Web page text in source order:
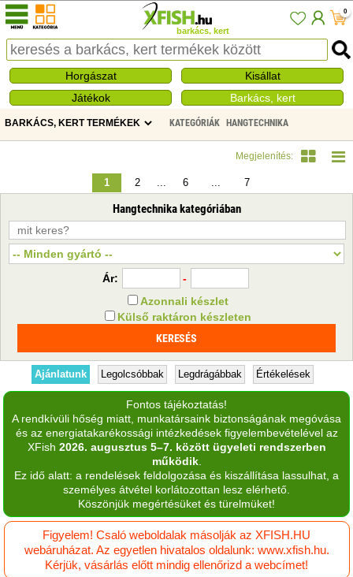
barkács, kert
0
Horgászat
Kisállat
Játékok
Barkács, kert
KATEGÓRIÁK HANGTECHNIKA
Megjelenítés:
1 2 ... 6 ... 7
Hangtechnika kategóriában
Ár:
-
Azonnali készlet
Külső raktáron készleten
Ajánlatunk Legolcsóbbak Legdrágábbak Értékelések
Fontos tájékoztatás!
A rendkívüli hőség miatt, munkatársaink biztonságának megóvása
és az energiatakarékossági intézkedések figyelembevételével az
XFish 2026. augusztus 5–7. között ügyeleti rendszerben
működik.
Ez idő alatt: a rendelések feldolgozása és kiszállítása lassulhat, a
személyes átvétel korlátozottan lesz elérhető.
Köszönjük megértésüket és türelmüket!
Figyelem! Csaló weboldalak másolják az XFISH.HU
webáruházat. Az egyetlen hivatalos oldalunk: www.xfish.hu.
Kérjük, vásárlás előtt mindig ellenőrizd a webcímet!